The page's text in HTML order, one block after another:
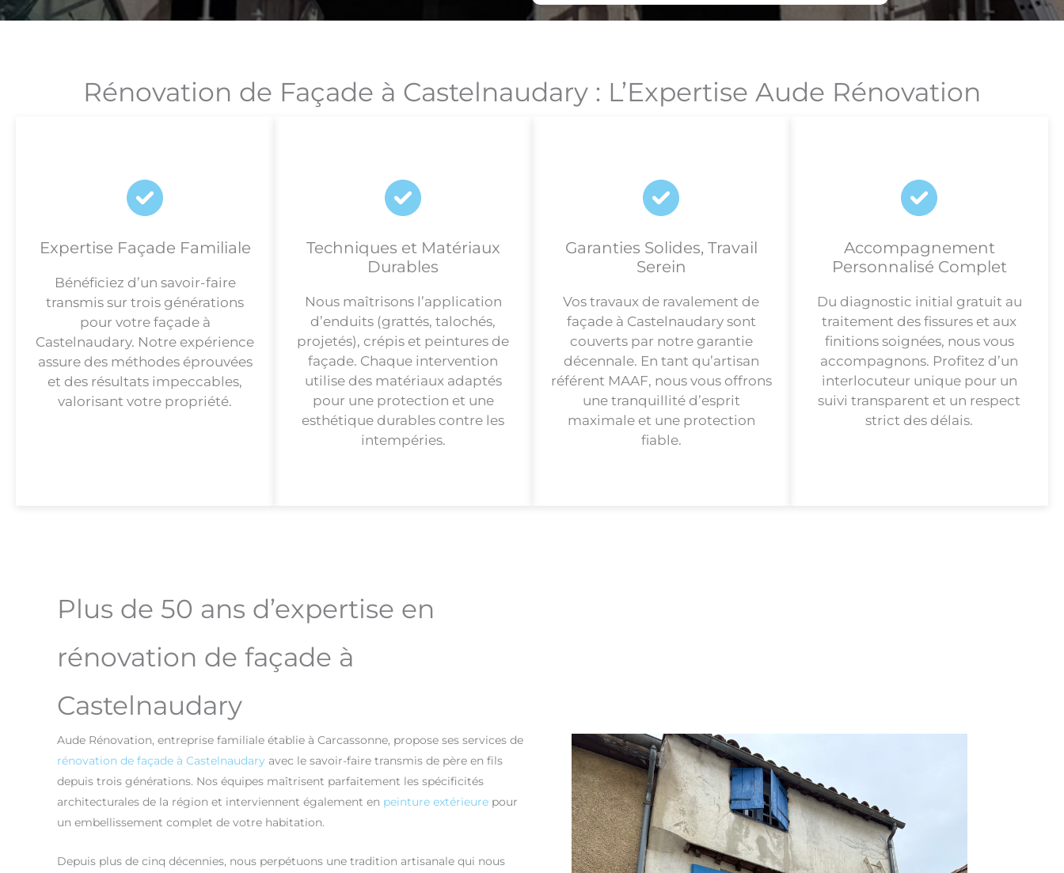
Rénovation de Façade à Castelnaudary : L’Expertise Aude Rénovation
Expertise Façade Familiale
Bénéficiez d’un savoir-faire
transmis sur trois générations
pour votre façade à
Castelnaudary. Notre expérience
assure des méthodes éprouvées
et des résultats impeccables,
valorisant votre propriété.
Techniques et Matériaux
Durables
Nous maîtrisons l’application
d’enduits (grattés, talochés,
projetés), crépis et peintures de
façade. Chaque intervention
utilise des matériaux adaptés
pour une protection et une
esthétique durables contre les
intempéries.
Garanties Solides, Travail
Serein
Vos travaux de ravalement de
façade à Castelnaudary sont
couverts par notre garantie
décennale. En tant qu’artisan
référent MAAF, nous vous offrons
une tranquillité d’esprit
maximale et une protection
fiable.
Accompagnement
Personnalisé Complet
Du diagnostic initial gratuit au
traitement des fissures et aux
finitions soignées, nous vous
accompagnons. Profitez d’un
interlocuteur unique pour un
suivi transparent et un respect
strict des délais.
Plus de 50 ans d’expertise en
rénovation de façade à
Castelnaudary
Aude Rénovation, entreprise familiale établie à Carcassonne, propose ses services de
rénovation de façade à Castelnaudary avec le savoir-faire transmis de père en fils
depuis trois générations. Nos équipes maîtrisent parfaitement les spécificités
architecturales de la région et interviennent également en peinture extérieure pour
un embellissement complet de votre habitation.
Depuis plus de cinq décennies, nous perpétuons une tradition artisanale qui nous